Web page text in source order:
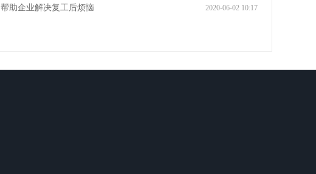
2020-06-02 10:17
帮助企业解决复工后烦恼